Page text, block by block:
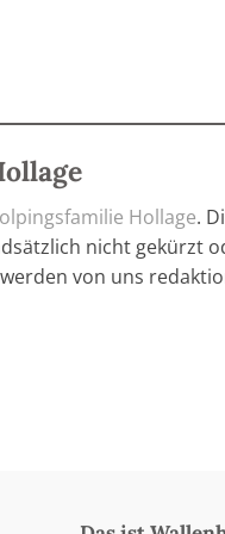
Hollage.
nicht gekürzt
von uns